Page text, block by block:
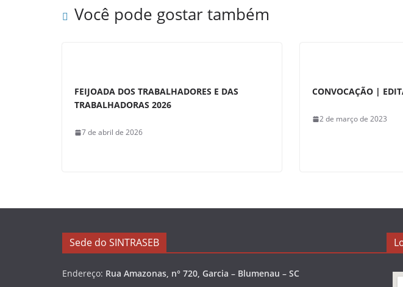
o p
Você pode gostar também
FEIJOADA DOS TRABALHADORES E DAS
TRABALHADORAS 2026
7 de abril de 2026
CONVOCAÇÃO |
2 de março de 2023
Sede do SINTRASEB
Endereço: Rua Amazonas, n° 720, Garcia – Blumenau – SC